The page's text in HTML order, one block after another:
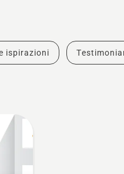
ispirazioni